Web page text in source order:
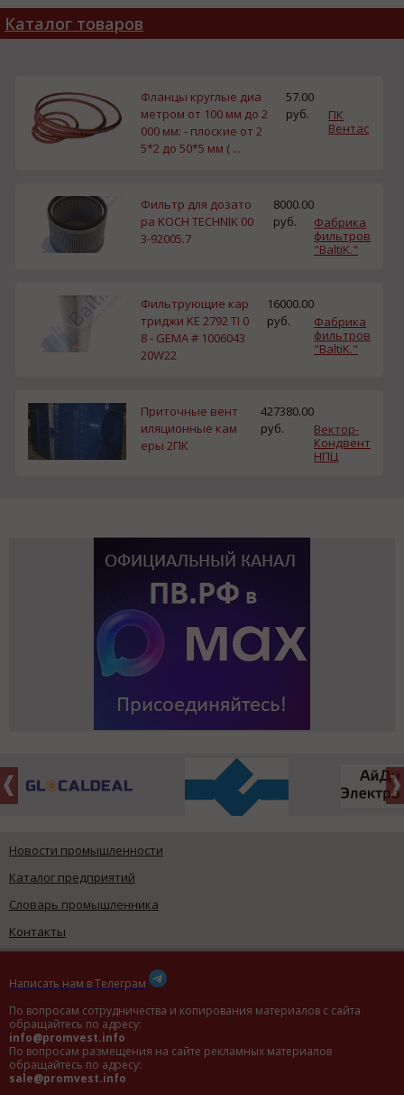
Каталог товаров
Фланцы круглые диа
метром от 100 мм до 2
000 мм: - плоские от 2
5*2 до 50*5 мм ( ...
57.00
руб.
ПК
Вентас
Фильтр для дозато
ра KOCH TECHNIK 00
3-92005.7
8000.00
руб.
Фабрика
фильтров
"BaltiK."
Фильтрующие кар
триджи KE 2792 TI 0
8 - GEMA # 1006043
20W22
16000.00
руб.
Фабрика
фильтров
"BaltiK."
Приточные вент
иляционные кам
еры 2ПК
427380.00
руб.
Вектор-
Кондвент
НПЦ
Новости промышленности
Каталог предприятий
Словарь промышленника
Контакты
Написать нам в Телеграм
По вопросам сотрудничества и копирования материалов с сайта
обращайтесь по адресу:
info@promvest.info
По вопросам размещения на сайте рекламных материалов
обращайтесь по адресу:
sale@promvest.info